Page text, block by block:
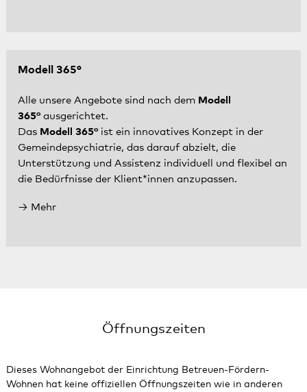
Modell 365°
Alle unsere Angebote sind nach dem Modell
365° ausgerichtet.
Das Modell 365° ist ein innovatives Konzept in der
Gemeindepsychiatrie, das darauf abzielt, die
Unterstützung und Assistenz individuell und flexibel an
die Bedürfnisse der Klient*innen anzupassen.
Mehr
Öffnungszeiten
Dieses Wohnangebot der Einrichtung Betreuen-Fördern-
Wohnen hat keine offiziellen Öffnungszeiten wie in anderen